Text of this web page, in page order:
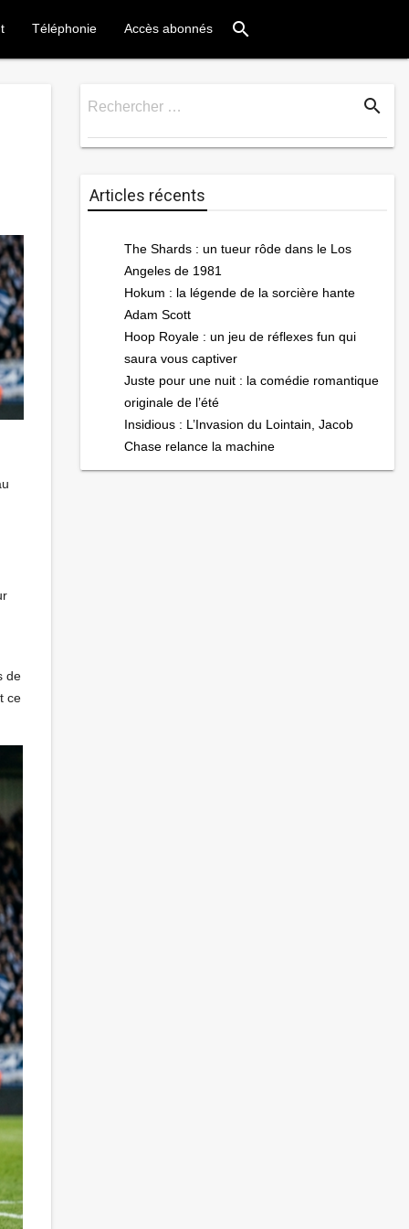
Téléphonie Accès abonnés search
de
ce
Rechercher … search
Articles récents
The Shards : un tueur rôde dans le Los
Angeles de 1981
Hokum : la légende de la sorcière hante
Adam Scott
Hoop Royale : un jeu de réflexes fun qui
saura vous captiver
Juste pour une nuit : la comédie romantique
originale de l’été
Insidious : L’Invasion du Lointain, Jacob
Chase relance la machine